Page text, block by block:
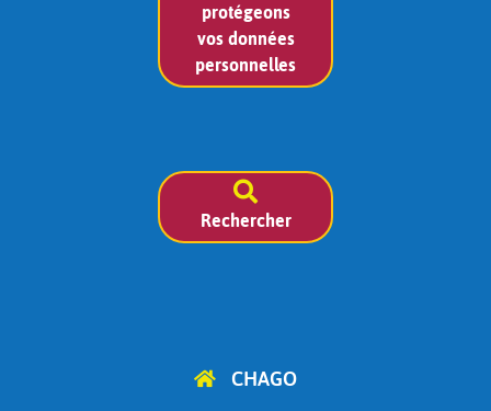
protégeons
vos données
personnelles
Rechercher
CHAGO